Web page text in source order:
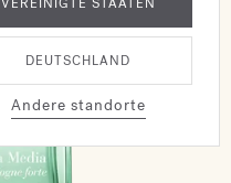
DEUTSCHLAND
Andere standorte